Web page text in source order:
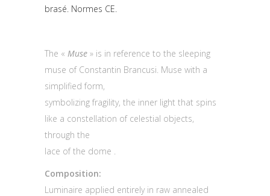
brasé. Normes CE.
The « Muse » is in reference to the sleeping
muse of Constantin Brancusi. Muse with a
simplified form,
symbolizing fragility, the inner light that spins
like a constellation of celestial objects,
through the
lace of the dome .
Composition:
Luminaire applied entirely in raw annealed